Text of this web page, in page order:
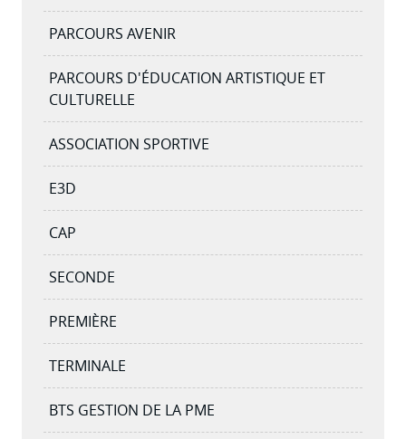
PARCOURS AVENIR
PARCOURS D'ÉDUCATION ARTISTIQUE ET
CULTURELLE
ASSOCIATION SPORTIVE
E3D
CAP
SECONDE
PREMIÈRE
TERMINALE
BTS GESTION DE LA PME